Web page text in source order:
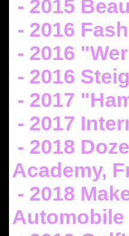
- 2015
- 2016
- 2016
- 2016
- 2017
- 2017
- 2018
Academy,
- 2018
Automobile